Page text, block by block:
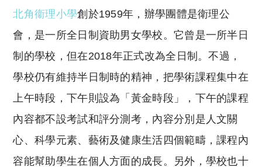
北角衞理小學創於1959年，辦學團體是衛理公
會，是一所全日制資助男女學校。它曾是一所半日
制的學校，但在2018年正式改為全日制。不過，
學校仍有維持半日制時的精神，把學術課程集中在
上午時段，下午則設為「黃金時段」，下午的課程
內容都不設考試和評分測考，內容分別是人文關
心、科學元素、藝術及健康生活四個範疇，課程內
容能幫助學生在個人方面的成長。另外，學校也十